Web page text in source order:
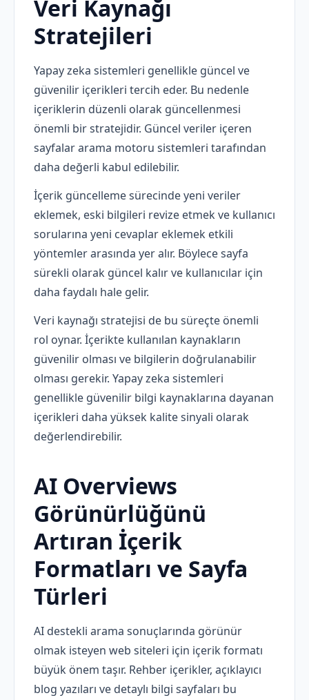
Veri Kaynağı
Stratejileri
Yapay zeka sistemleri genellikle güncel ve
güvenilir içerikleri tercih eder. Bu nedenle
içeriklerin düzenli olarak güncellenmesi
önemli bir stratejidir. Güncel veriler içeren
sayfalar arama motoru sistemleri tarafından
daha değerli kabul edilebilir.
İçerik güncelleme sürecinde yeni veriler
eklemek, eski bilgileri revize etmek ve kullanıcı
sorularına yeni cevaplar eklemek etkili
yöntemler arasında yer alır. Böylece sayfa
sürekli olarak güncel kalır ve kullanıcılar için
daha faydalı hale gelir.
Veri kaynağı stratejisi de bu süreçte önemli
rol oynar. İçerikte kullanılan kaynakların
güvenilir olması ve bilgilerin doğrulanabilir
olması gerekir. Yapay zeka sistemleri
genellikle güvenilir bilgi kaynaklarına dayanan
içerikleri daha yüksek kalite sinyali olarak
değerlendirebilir.
AI Overviews
Görünürlüğünü
Artıran İçerik
Formatları ve Sayfa
Türleri
AI destekli arama sonuçlarında görünür
olmak isteyen web siteleri için içerik formatı
büyük önem taşır. Rehber içerikler, açıklayıcı
blog yazıları ve detaylı bilgi sayfaları bu